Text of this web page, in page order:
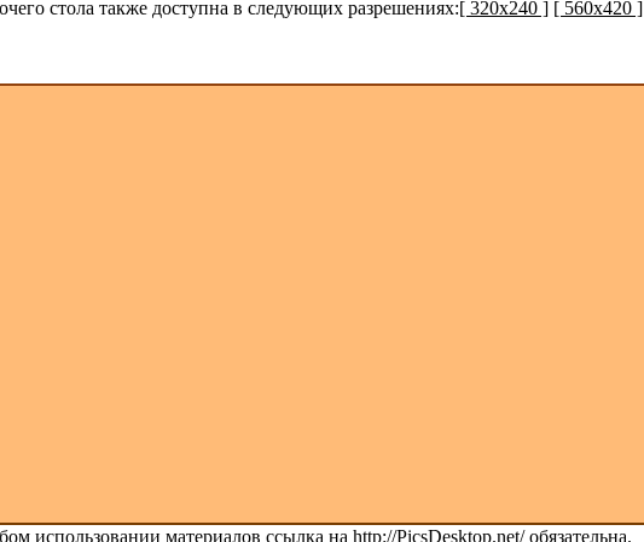
стола также доступна в следующих разрешениях:[ 320x240 ] [ 560x420 ]
использовании материалов ссылка на http://PicsDesktop.net/ обязательна.